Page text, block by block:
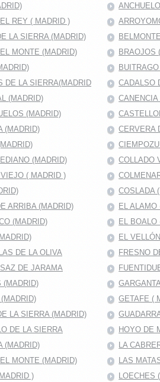
REY ( MADRID )
LA SIERRA (MADRID)
MONTE (MADRID)
BRAOJOS
DE LA SIERRA(MADRID
CADALSO
(MADRID)
(MADRID)
(MADRID)
CERVERA
(MADRID)
COLLADO
( MADRID )
COSLADA
ARRIBA (MADRID)
EL ALAMO
(MADRID)
EL BOALO
EL
DE LA OLIVA
FRESNO
DE JARAMA
(MADRID)
GETAFE (
LA SIERRA (MADRID)
DE LA SIERRA
HOYO DE
(MADRID)
LA
MONTE (MADRID)
LAS
)
LOECHES